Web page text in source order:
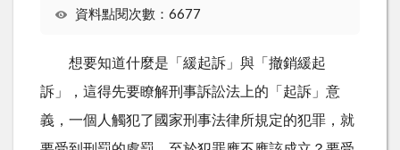
資料點閱次數：6677
想要知道什麼是「緩起訴」與「撤銷緩起
訴」，這得先要瞭解刑事訴訟法上的「起訴」意
義，一個人觸犯了國家刑事法律所規定的犯罪，就